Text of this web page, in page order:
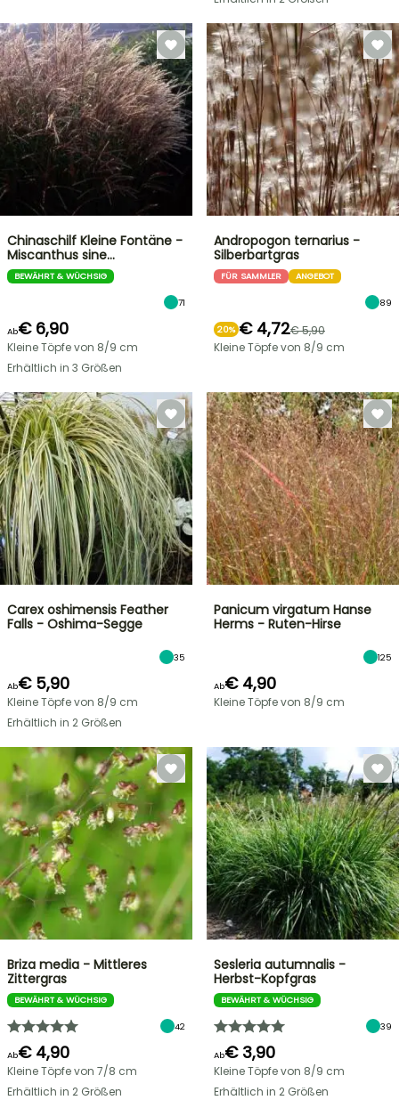
Chinaschilf Kleine Fontäne -
Miscanthus sine…
BEWÄHRT & WÜCHSIG
71
Ab€ 6,90
Kleine Töpfe von 8/9 cm
Erhältlich in 3 Größen
Andropogon ternarius -
Silberbartgras
FÜR SAMMLER ANGEBOT
89
20% € 4,72€ 5,90
Kleine Töpfe von 8/9 cm
Carex oshimensis Feather
Falls - Oshima-Segge
35
Ab€ 5,90
Kleine Töpfe von 8/9 cm
Erhältlich in 2 Größen
Panicum virgatum Hanse
Herms - Ruten-Hirse
125
Ab€ 4,90
Kleine Töpfe von 8/9 cm
Briza media - Mittleres
Zittergras
BEWÄHRT & WÜCHSIG
42
Ab€ 4,90
Kleine Töpfe von 7/8 cm
Erhältlich in 2 Größen
Sesleria autumnalis -
Herbst-Kopfgras
BEWÄHRT & WÜCHSIG
39
Ab€ 3,90
Kleine Töpfe von 8/9 cm
Erhältlich in 2 Größen